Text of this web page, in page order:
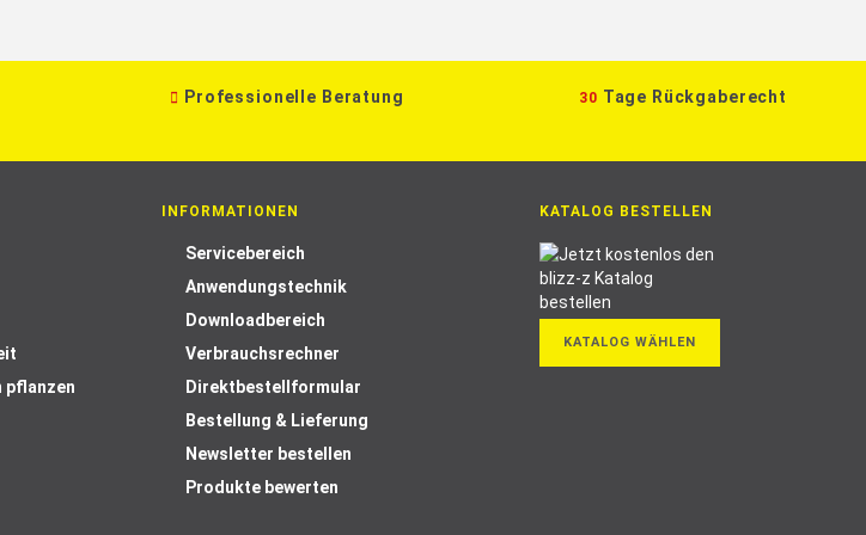
Professionelle Beratung 30 Tage Rückgaberecht
pflanzen
INFORMATIONEN
Servicebereich
Anwendungstechnik
Downloadbereich
Verbrauchsrechner
Direktbestellformular
Bestellung & Lieferung
Newsletter bestellen
Produkte bewerten
KATALOG BESTELLEN
KATALOG WÄHLEN